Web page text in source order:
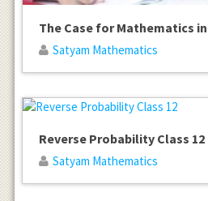
The Case for Mathematics
Satyam Mathematics
Reverse Probability Class 12
Satyam Mathematics